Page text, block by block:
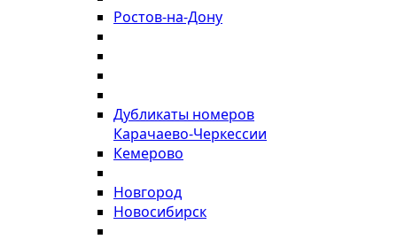
Ростов-на-Дону
Дубликаты номеров
Карачаево-Черкессии
Кемерово
Новгород
Новосибирск